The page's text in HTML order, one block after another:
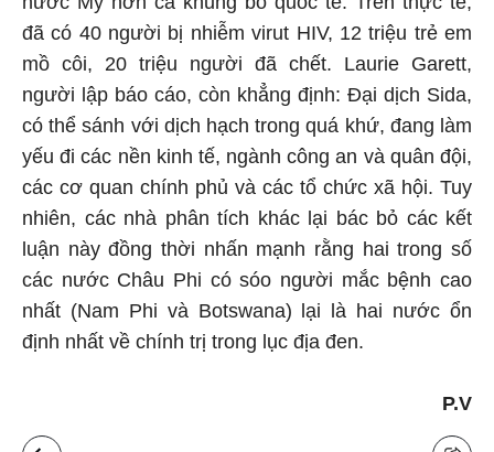
đã có 40 người bị nhiễm virut HIV, 12 triệu trẻ em
mồ côi, 20 triệu người đã chết. Laurie Garett,
người lập báo cáo, còn khẳng định: Đại dịch Sida,
có thể sánh với dịch hạch trong quá khứ, đang làm
yếu đi các nền kinh tế, ngành công an và quân đội,
các cơ quan chính phủ và các tổ chức xã hội. Tuy
nhiên, các nhà phân tích khác lại bác bỏ các kết
luận này đồng thời nhấn mạnh rằng hai trong số
các nước Châu Phi có sóo người mắc bệnh cao
nhất (Nam Phi và Botswana) lại là hai nước ổn
định nhất về chính trị trong lục địa đen.
P.V